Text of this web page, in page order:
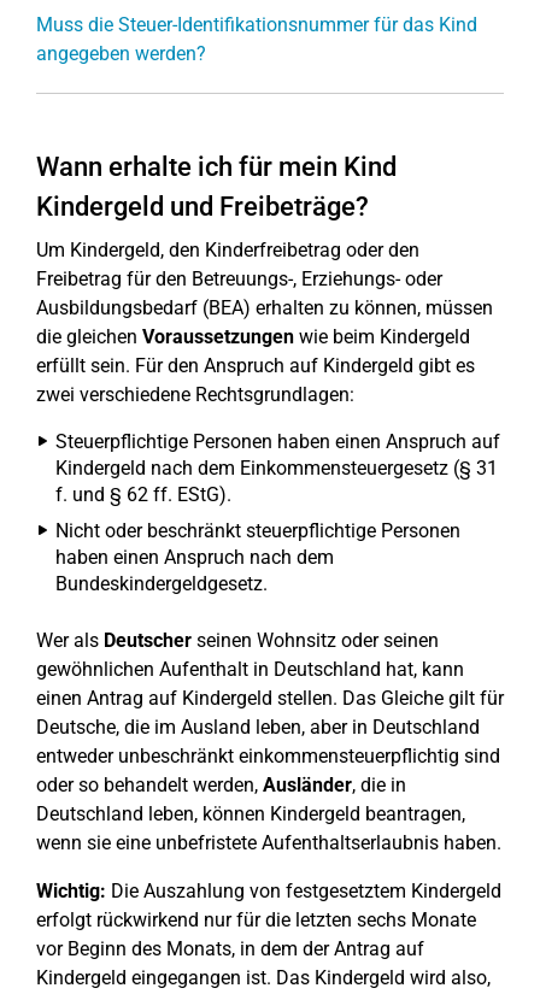
Muss die Steuer-Identifikationsnummer für das Kind
angegeben werden?
Wann erhalte ich für mein Kind
Kindergeld und Freibeträge?
Um Kindergeld, den Kinderfreibetrag oder den
Freibetrag für den Betreuungs-, Erziehungs- oder
Ausbildungsbedarf (BEA) erhalten zu können, müssen
die gleichen Voraussetzungen wie beim Kindergeld
erfüllt sein. Für den Anspruch auf Kindergeld gibt es
zwei verschiedene Rechtsgrundlagen:
Steuerpflichtige Personen haben einen Anspruch auf
Kindergeld nach dem Einkommensteuergesetz (§ 31
f. und § 62 ff. EStG).
Nicht oder beschränkt steuerpflichtige Personen
haben einen Anspruch nach dem
Bundeskindergeldgesetz.
Wer als Deutscher seinen Wohnsitz oder seinen
gewöhnlichen Aufenthalt in Deutschland hat, kann
einen Antrag auf Kindergeld stellen. Das Gleiche gilt für
Deutsche, die im Ausland leben, aber in Deutschland
entweder unbeschränkt einkommensteuerpflichtig sind
oder so behandelt werden, Ausländer, die in
Deutschland leben, können Kindergeld beantragen,
wenn sie eine unbefristete Aufenthaltserlaubnis haben.
Wichtig: Die Auszahlung von festgesetztem Kindergeld
erfolgt rückwirkend nur für die letzten sechs Monate
vor Beginn des Monats, in dem der Antrag auf
Kindergeld eingegangen ist. Das Kindergeld wird also,